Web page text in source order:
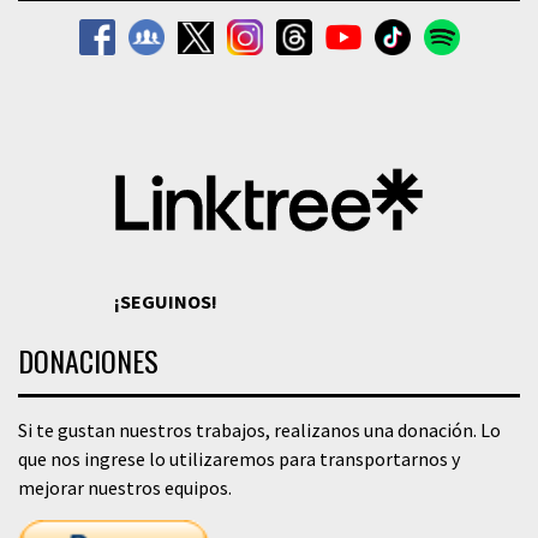
¡SEGUINOS!
DONACIONES
Si te gustan nuestros trabajos, realizanos una donación. Lo
que nos ingrese lo utilizaremos para transportarnos y
mejorar nuestros equipos.